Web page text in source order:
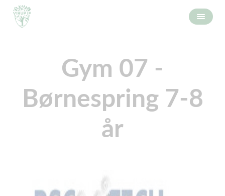
Gym 07 -
Børnespring 7-8
år